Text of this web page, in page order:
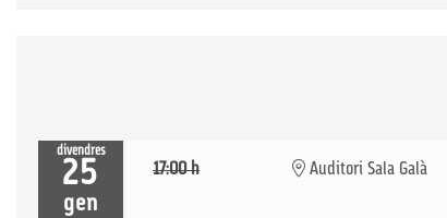
divendres
25
gen
17:00 h Auditori Sala Galà